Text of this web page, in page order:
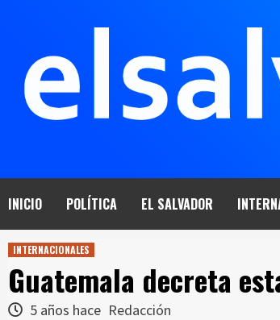
INICIO POLÍTICA EL SALVADOR
INTERNACIONALES
Guatemala decreta
5 años hace Redacción